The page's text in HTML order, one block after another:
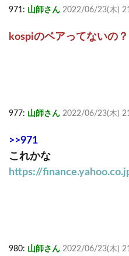
971: 山師さん 2022/06/23(木)
kospiのベアってないの？
977: 山師さん 2022/06/23(木)
>>971
これかな
https://
980: 山師さん 2022/06/23(木)